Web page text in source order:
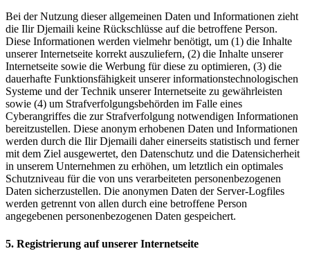
Bei der Nutzung dieser allgemeinen Daten und Informationen zieht
die Ilir Djemaili keine Rückschlüsse auf die betroffene Person.
Diese Informationen werden vielmehr benötigt, um (1) die Inhalte
unserer Internetseite korrekt auszuliefern, (2) die Inhalte unserer
Internetseite sowie die Werbung für diese zu optimieren, (3) die
dauerhafte Funktionsfähigkeit unserer informationstechnologischen
Systeme und der Technik unserer Internetseite zu gewährleisten
sowie (4) um Strafverfolgungsbehörden im Falle eines
Cyberangriffes die zur Strafverfolgung notwendigen Informationen
bereitzustellen. Diese anonym erhobenen Daten und Informationen
werden durch die Ilir Djemaili daher einerseits statistisch und ferner
mit dem Ziel ausgewertet, den Datenschutz und die Datensicherheit
in unserem Unternehmen zu erhöhen, um letztlich ein optimales
Schutzniveau für die von uns verarbeiteten personenbezogenen
Daten sicherzustellen. Die anonymen Daten der Server-Logfiles
werden getrennt von allen durch eine betroffene Person
angegebenen personenbezogenen Daten gespeichert.
5. Registrierung auf unserer Internetseite